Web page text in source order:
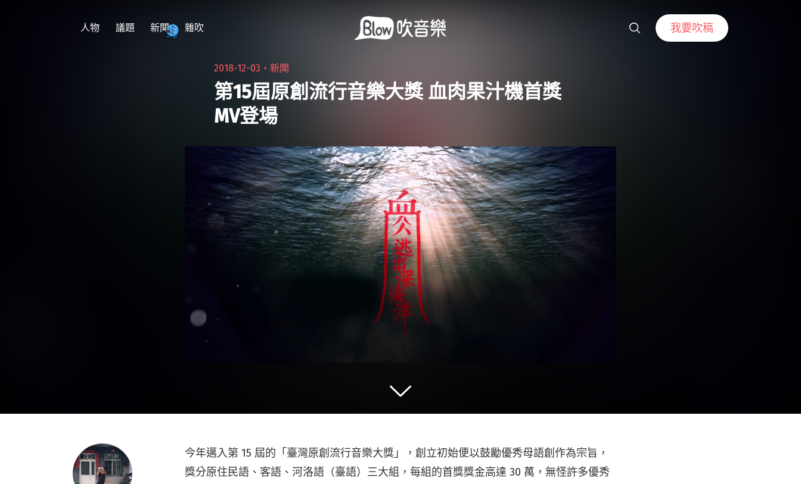
人物 議題 新聞 雜吹 我要吹稿
2018-12-03・新聞
第15屆原創流行音樂大獎 血肉果汁機首獎
MV登場
今年邁入第 15 屆的「臺灣原創流行音樂大獎」，創立初始便以鼓勵優秀母語創作為宗旨，
獎分原住民語、客語、河洛語（臺語）三大組，每組的首獎獎金高達 30 萬，無怪許多優秀